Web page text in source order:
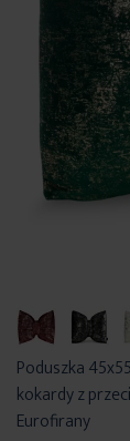
Poduszka
kokardy z
Eurofirany